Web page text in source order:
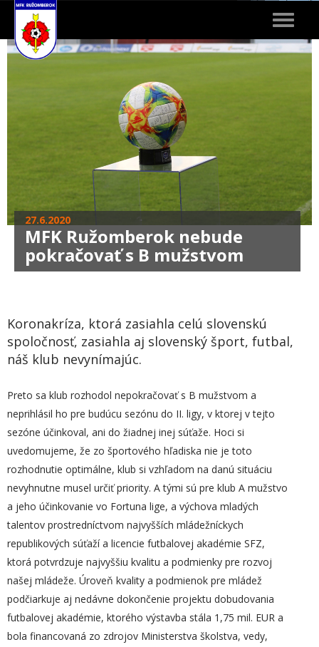
Toggle
27.6.2020
MFK Ružomberok nebude
pokračovať s B mužstvom
Koronakríza, ktorá zasiahla celú slovenskú
spoločnosť, zasiahla aj slovenský šport, futbal,
náš klub nevynímajúc.
Preto sa klub rozhodol nepokračovať s B mužstvom a
neprihlásil ho pre budúcu sezónu do II. ligy, v ktorej v tejto
sezóne účinkoval, ani do žiadnej inej súťaže. Hoci si
uvedomujeme, že zo športového hľadiska nie je toto
rozhodnutie optimálne, klub si vzhľadom na danú situáciu
nevyhnutne musel určiť priority. A tými sú pre klub A mužstvo
a jeho účinkovanie vo Fortuna lige, a výchova mladých
talentov prostredníctvom najvyšších mládežníckych
republikových súťaží a licencie futbalovej akadémie SFZ,
ktorá potvrdzuje najvyššiu kvalitu a podmienky pre rozvoj
našej mládeže. Úroveň kvality a podmienok pre mládež
podčiarkuje aj nedávne dokončenie projektu dobudovania
futbalovej akadémie, ktorého výstavba stála 1,75 mil. EUR a
bola financovaná zo zdrojov Ministerstva školstva, vedy,